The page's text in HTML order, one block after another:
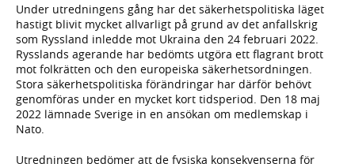
Under utred­ningens gång har det säkerhets­politiska läget
hastigt blivit mycket allvarligt på grund av det anfalls­krig
som Ryssland inledde mot Ukraina den 24 februari 2022.
Rysslands agerande har bedömts utgöra ett flagrant brott
mot folkrätten och den europeiska säker­hets­ordningen.
Stora säker­hets­politiska föränd­ringar har därför behövt
genom­föras under en mycket kort tids­period. Den 18 maj
2022 lämnade Sverige in en ansökan om medlemskap i
Nato.
Utredningen bedömer att de fysiska konse­kvenserna för